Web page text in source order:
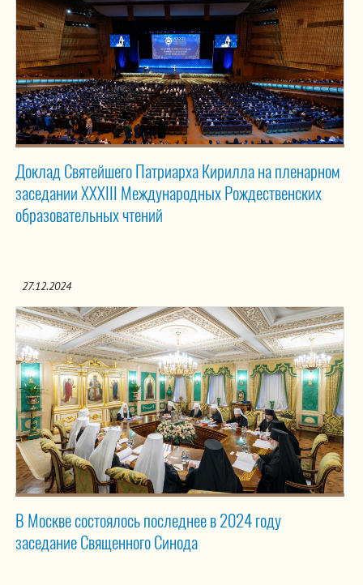
Доклад Святейшего Патриарха Кирилла на пленарном
заседании XXХIII Международных Рождественских
образовательных чтений
27.12.2024
В Москве состоялось последнее в 2024 году
заседание Священного Синода